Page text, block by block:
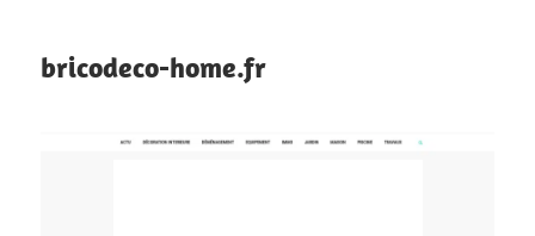
bricodeco-home.fr